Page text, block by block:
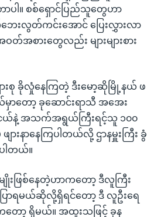
ါ။ စစ်ရှောင်ပြည်သူတွေဟာ
းလွတ်ကင်းအောင် ပြေးလွှားလာ
ဝတ်အစားတွေလည်း များများစား
းစု ခိုလှုံနေကြတဲ့ ဒီးမော့ဆိုမြို့နယ် ဖ
ာတော့ ခုဆောင်းရာသီ အအေး
ယ်နဲ့ အသက်အရွယ်ကြီးရင့်သူ ၁၀၀
းနာနေကြပါတယ်လို့ ဌာနမှူးကြီး ခွံ
ါတယ်။
လိုမျိုးဖြစ်နေတဲ့ဟာကတော့ ဒီလူကြီး
ြောရမယ်ဆိုလို့ရှိရင်တော့ ဒီ လူဦးရေ
တော့ ရှိမယ်။ အထူးသဖြင့် ခုန